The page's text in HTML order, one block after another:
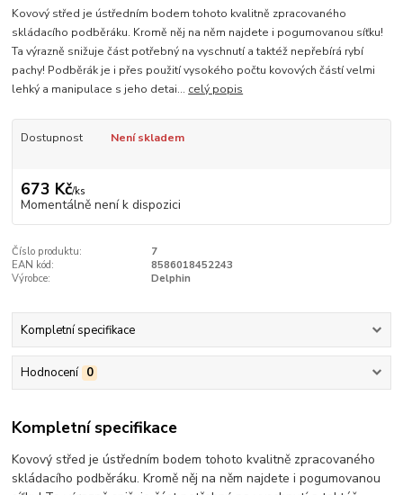
Kovový střed je ústředním bodem tohoto kvalitně zpracovaného
skládacího podběráku. Kromě něj na něm najdete i pogumovanou síťku!
Ta výrazně snižuje část potřebný na vyschnutí a taktéž nepřebírá rybí
pachy! Podběrák je i přes použití vysokého počtu kovových částí velmi
lehký a manipulace s jeho detai... celý popis
Dostupnost Není skladem
673 Kč/ks
Momentálně není k dispozici
Číslo produktu:
7
EAN kód:
8586018452243
Výrobce:
Delphin
Kompletní specifikace
Hodnocení 0
Kompletní specifikace
Kovový střed je ústředním bodem tohoto kvalitně zpracovaného
skládacího podběráku. Kromě něj na něm najdete i pogumovanou